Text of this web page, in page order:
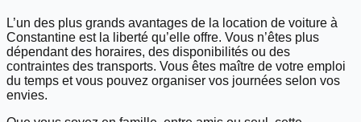
L’un des plus grands avantages de la location de voiture à
Constantine est la liberté qu’elle offre. Vous n’êtes plus
dépendant des horaires, des disponibilités ou des
contraintes des transports. Vous êtes maître de votre emploi
du temps et vous pouvez organiser vos journées selon vos
envies.